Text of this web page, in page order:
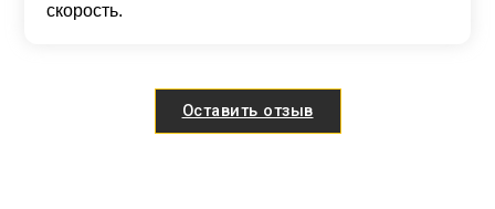
скорость.
Оставить отзыв